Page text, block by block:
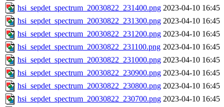
hsi_sepdet_spectrum_20030822_231400.png 2023-04-10 16:45
hsi_sepdet_spectrum_20030822_231300.png 2023-04-10 16:45
hsi_sepdet_spectrum_20030822_231200.png 2023-04-10 16:45
hsi_sepdet_spectrum_20030822_231100.png 2023-04-10 16:45
hsi_sepdet_spectrum_20030822_231000.png 2023-04-10 16:45
hsi_sepdet_spectrum_20030822_230900.png 2023-04-10 16:45
hsi_sepdet_spectrum_20030822_230800.png 2023-04-10 16:45
hsi_sepdet_spectrum_20030822_230700.png 2023-04-10 16:45